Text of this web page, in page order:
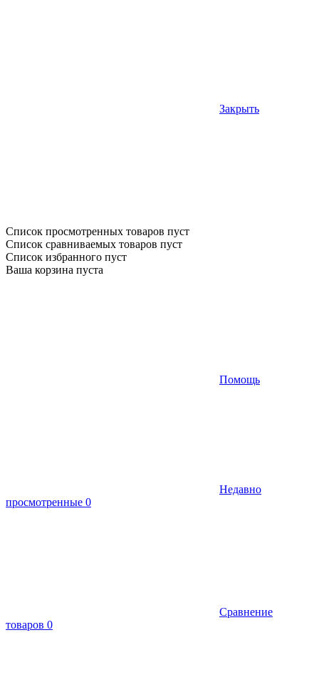
Закрыть
Список просмотренных товаров пуст
Список сравниваемых товаров пуст
Список избранного пуст
Ваша корзина пуста
Помощь
Недавно
просмотренные 0
Сравнение
товаров 0